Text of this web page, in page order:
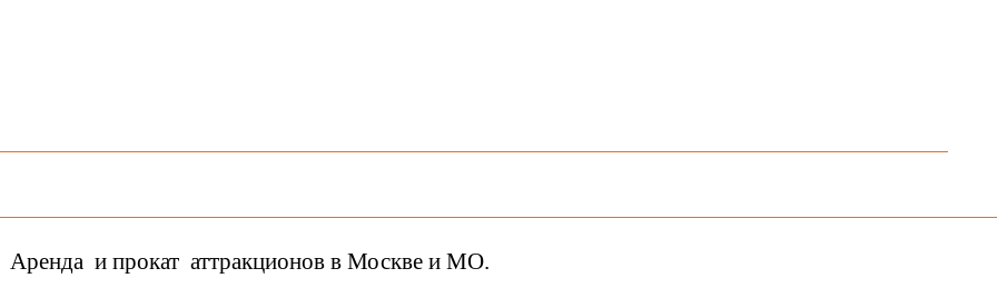
Аренда и прокат аттракционов в Москве и МО.